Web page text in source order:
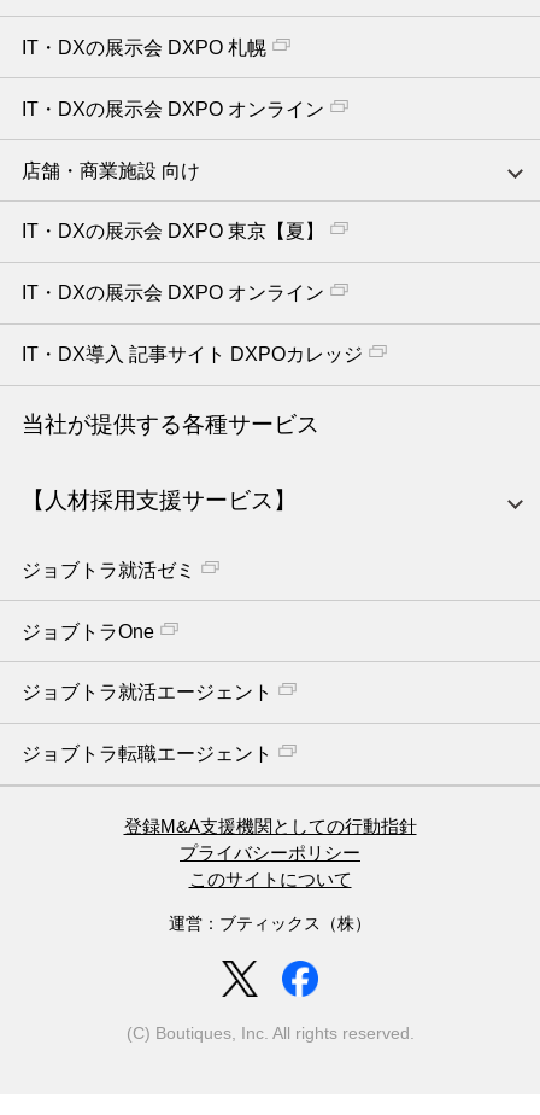
IT・DXの展示会 DXPO 札幌
IT・DXの展示会 DXPO オンライン
店舗・商業施設 向け
IT・DXの展示会 DXPO 東京【夏】
IT・DXの展示会 DXPO オンライン
IT・DX導入 記事サイト DXPOカレッジ
当社が提供する各種サービス
【人材採用支援サービス】
ジョブトラ就活ゼミ
ジョブトラOne
ジョブトラ就活エージェント
ジョブトラ転職エージェント
登録M&A支援機関としての行動指針
プライバシーポリシー
このサイトについて
運営：ブティックス（株）
(C) Boutiques, Inc. All rights reserved.